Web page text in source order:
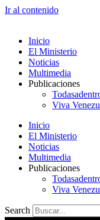
Ir al contenido
Inicio
El Ministerio
Noticias
Multimedia
Publicaciones
Viva
Inicio
El Ministerio
Noticias
Multimedia
Publicaciones
Viva
Search